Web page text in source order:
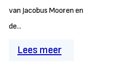
van Jacobus Mooren en
de...
Lees meer